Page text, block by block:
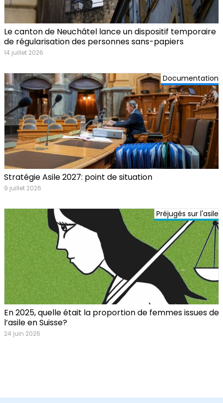
Le canton de Neuchâtel lance un dispositif temporaire
de régularisation des personnes sans-papiers
14 juillet 2026
Documentation
Stratégie Asile 2027: point de situation
9 juillet 2026
Préjugés sur l'asile
En 2025, quelle était la proportion de femmes issues de
l’asile en Suisse?
24 juin 2026